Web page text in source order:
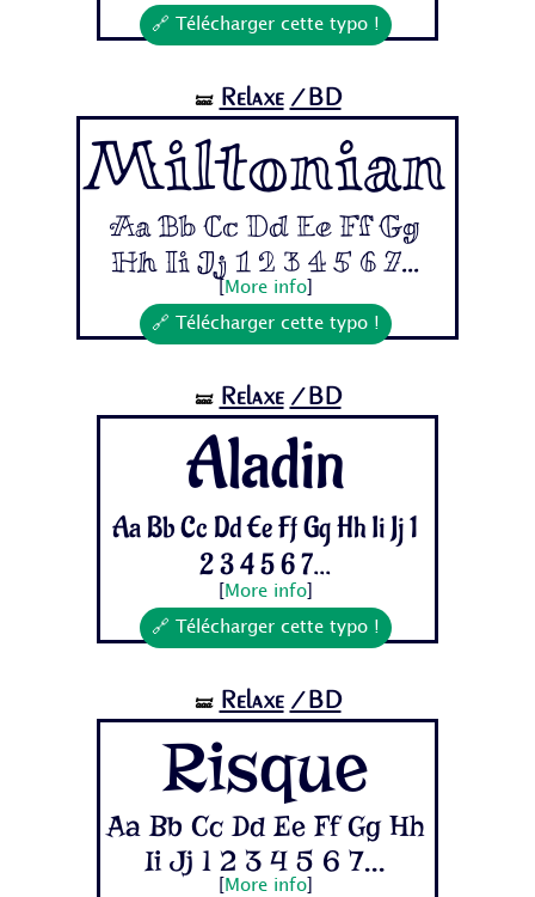
🔗 Télécharger cette typo !
🝛 Relaxe /BD
Miltonian
Aa Bb Cc Dd Ee Ff Gg
Hh Ii Jj 1 2 3 4 5 6 7...
More info]
🔗 Télécharger cette typo !
🝛 Relaxe /BD
Aladin
Aa Bb Cc Dd Ee Ff Gg Hh Ii Jj 1
2 3 4 5 6 7...
More info]
🔗 Télécharger cette typo !
🝛 Relaxe /BD
Risque
Aa Bb Cc Dd Ee Ff Gg Hh
Ii Jj 1 2 3 4 5 6 7...
More info]